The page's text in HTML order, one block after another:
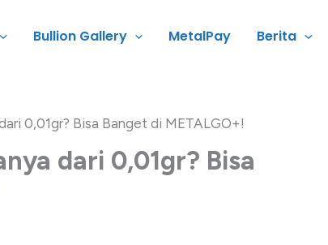
Bullion Gallery MetalPay Berita
0,01gr? Bisa Banget di METALGO+!
dari 0,01gr? Bisa